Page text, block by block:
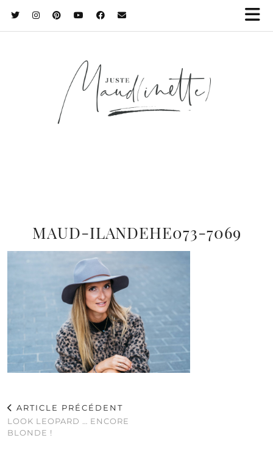
MAUD-ILANDEHE073-7069
ARTICLE PRÉCÉDENT
LOOK LEOPARD … ENCORE
BLONDE !